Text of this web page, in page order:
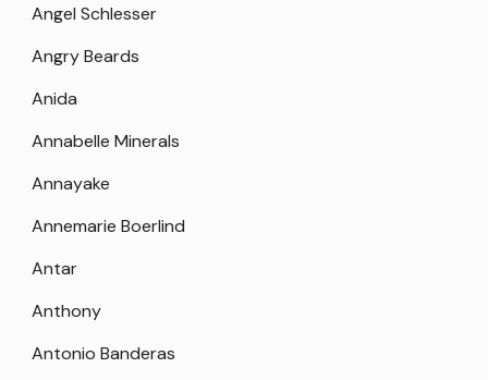
Angel Schlesser
Angry Beards
Anida
Annabelle Minerals
Annayake
Annemarie Boerlind
Antar
Anthony
Antonio Banderas